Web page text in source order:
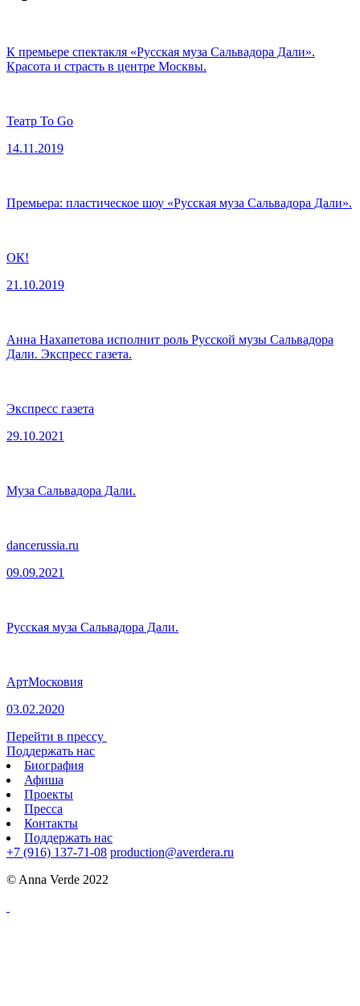
К премьере спектакля «Русская муза Сальвадора Дали».
Красота и страсть в центре Москвы.
Театр To Go
14.11.2019
Премьера: пластическое шоу «Русская муза Сальвадора Дали».
ОК!
21.10.2019
Анна Нахапетова исполнит роль Русской музы Сальвадора
Дали. Экспресс газета.
Экспресс газета
29.10.2021
Муза Сальвадора Дали.
dancerussia.ru
09.09.2021
Русская муза Сальвадора Дали.
АртМосковия
03.02.2020
Перейти в прессу
Поддержать нас
Биография
Афиша
Проекты
Пресса
Контакты
Поддержать нас
+7 (916) 137-71-08 production@averdera.ru
© Anna Verde 2022